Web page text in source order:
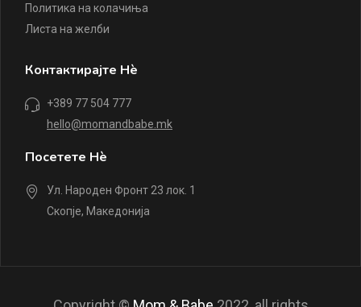
Политика на колачиња
Листа на желби
Контактирајте Нè
+389 77 504 777
hello@momandbabe.mk
Посетете Нè
Ул. Народен Фронт 23 лок. 1
Скопје, Македонија